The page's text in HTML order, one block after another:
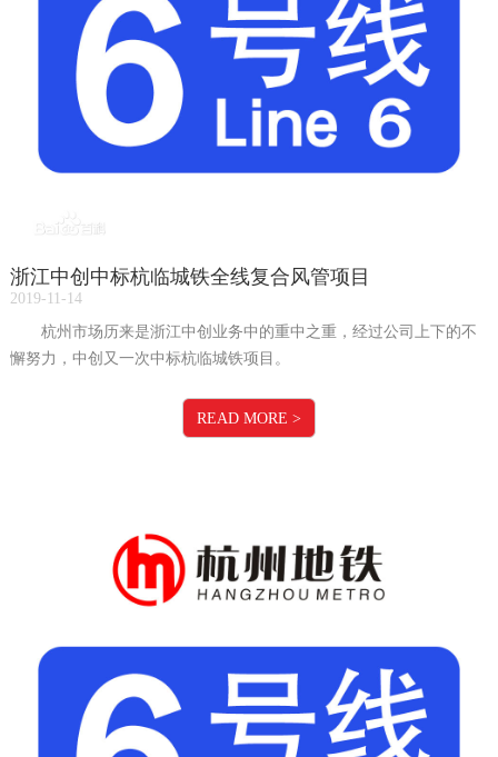
浙江中创中标杭临城铁全线复合风管项目
2019-11-14
杭州市场历来是浙江中创业务中的重中之重，经过公司上下的不
懈努力，中创又一次中标杭临城铁项目。
READ MORE >